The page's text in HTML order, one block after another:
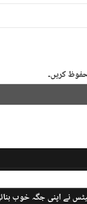
کریں۔
نے اپنی جگہ خوب